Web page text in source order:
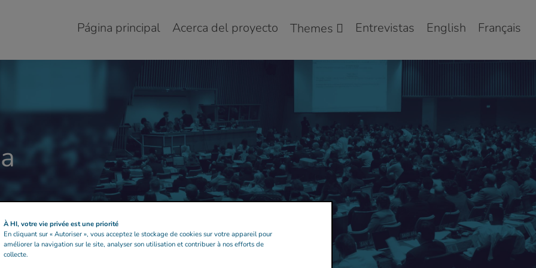
Página principal
Acerca del proyecto Themes Entrevistas English Français
À HI, votre vie privée est une priorité
En cliquant sur « Autoriser », vous acceptez le stockage de cookies sur votre appareil pour
améliorer la navigation sur le site, analyser son utilisation et contribuer à nos efforts de
collecte.